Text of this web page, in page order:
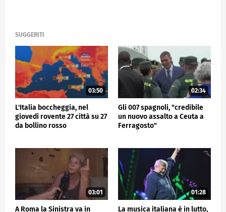
SUGGERITI
03:50
L'Italia boccheggia, nel
giovedì rovente 27 città su 27
da bollino rosso
02:34
Gli 007 spagnoli, "credibile
un nuovo assalto a Ceuta a
Ferragosto"
03:01
A Roma la Sinistra va in
01:28
La musica italiana è in lutto,